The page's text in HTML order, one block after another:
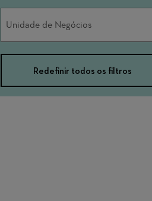
Negócios
Unidade de Negócios
Redefinir todos os filtros